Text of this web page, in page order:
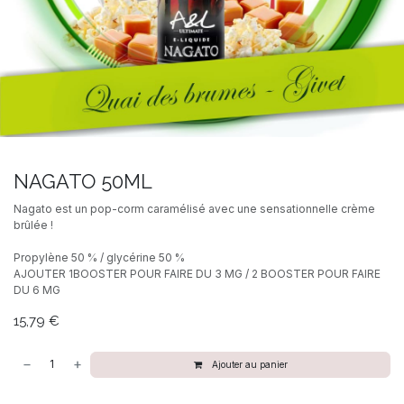
NAGATO 50ML
Nagato est un pop-corm caramélisé avec une sensationnelle crème
brûlée !
Propylène 50 % / glycérine 50 %
AJOUTER 1BOOSTER POUR FAIRE DU 3 MG / 2 BOOSTER POUR FAIRE
DU 6 MG
15,79 €
Ajouter au panier